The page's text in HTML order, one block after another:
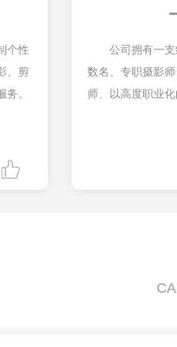
个性
、剪
。
公司拥有一
数名、专职摄影
师、以高度职业